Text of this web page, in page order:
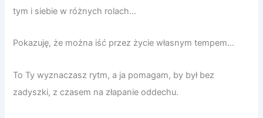
tym i siebie w różnych rolach…
Pokazuję, że można iść przez życie własnym tempem…
To Ty wyznaczasz rytm, a ja pomagam, by był bez
zadyszki, z czasem na złapanie oddechu.